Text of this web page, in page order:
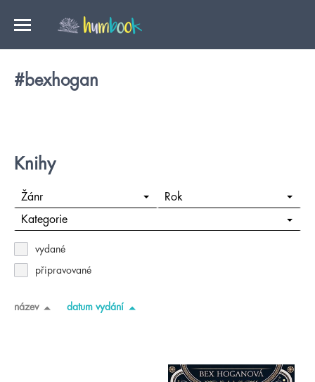
#bexhogan
Knihy
Žánr Rok
Kategorie
vydané
připravované
název datum vydání